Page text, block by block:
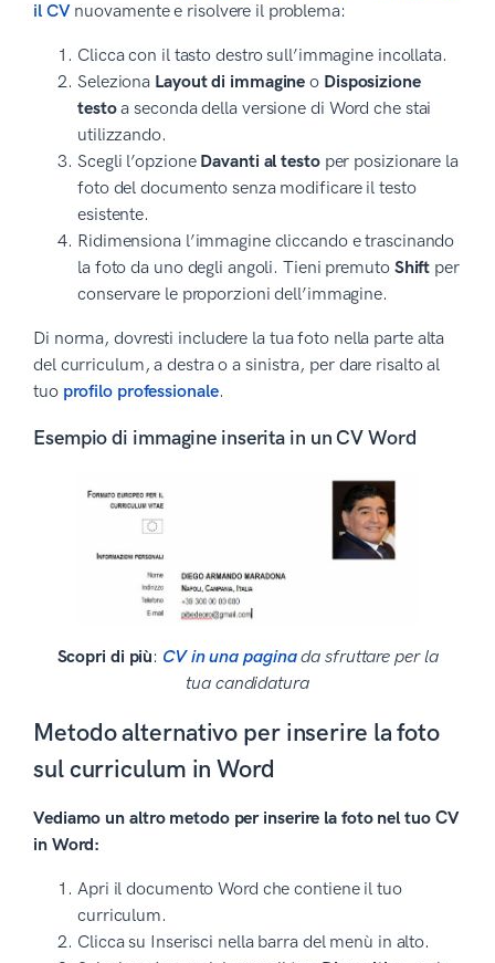
il CVnuovamente e risolvere il problema:
Clicca con il tasto destro sull’immagine incollata.
Seleziona Layout di immagineo Disposizione
testoa seconda della versione di Word che stai
utilizzando.
Scegli l’opzione Davanti al testo per posizionare la
foto del documento senza modificare il testo
esistente.
Ridimensiona l’immagine cliccando e trascinando
la foto da uno degli angoli. Tieni premuto Shift per
conservare le proporzioni dell’immagine.
Di norma, dovresti includere la tua foto nella parte alta
del curriculum, a destra o a sinistra, per dare risalto al
tuo profilo professionale.
Esempio di immagine inserita in un CV Word
Scopri di più: CV in una paginada sfruttare per la
tua candidatura
Metodo alternativo per inserire la foto
sul curriculum in Word
Vediamo un altro metodo per inserire la foto nel tuo CV
in Word:
Apri il documento Word che contiene il tuo
curriculum.
Clicca su Inserisci nella barra del menù in alto.